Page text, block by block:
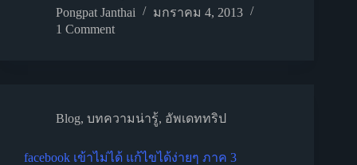
Pongpat Janthai
มกราคม 4, 2013
1 Comment
Blog, บทความน่ารู้, อัพเดททริป
facebook เข้าไม่ได้ แก้ไขได้ง่ายๆ ภาค 3